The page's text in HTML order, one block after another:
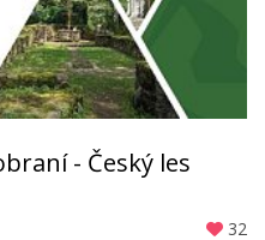
- Český les
32